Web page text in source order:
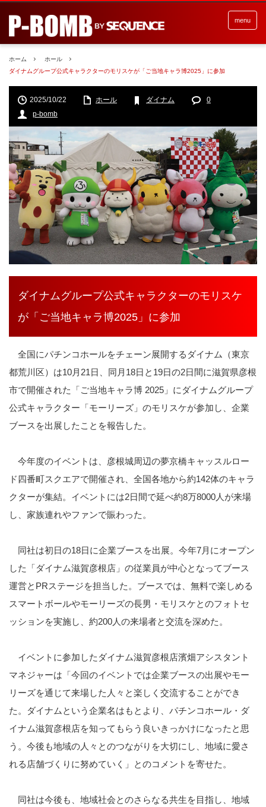
menu
ホーム
ホール
ダイナムグループ公式キャラクターのモリスケが「ご当地キャラ博2025」に参加
2025/10/22 ホール ダイナム
0
p-bomb
ダイナムグループ公式キャラクターのモリスケ
が「ご当地キャラ博2025」に参加
全国にパチンコホールをチェーン展開するダイナム（東京
都荒川区）は10月 21日、同月 18日と 19日の2日間に滋賀県彦根
市で開催された「ご当地キャラ博 2025 」にダイナムグループ
公式キャラクター「モーリーズ」のモリスケが参加し、企業
ブースを出展したことを報告した。
今年度のイベントは、彦根城周辺の夢京橋キャッスルロー
ド四番町スクエアで開催され、全国各地から約142体のキャラ
クターが集結。イベントには2日間で延べ約8万8000人が来場
し、家族連れやファンで賑わった。
同社は初日の18日に企業ブースを出展。今年7月にオープン
した「ダイナム滋賀彦根店」の従業員が中心となってブース
運営と PRステージを担当した。ブースでは、無料で楽しめる
スマートボールやモーリーズの長男・モリスケとのフォトセ
ッションを実施し、約200人の来場者と交流を深めた。
イベントに参加したダイナム滋賀彦根店濱畑アシスタント
マネジャーは「今回のイベントでは企業ブースの出展やモー
リーズを通じて来場した人々と楽しく交流することができ
た。ダイナムという企業名はもとより、パチンコホール・ダ
イナム滋賀彦根店を知ってもらう良いきっかけになったと思
う。今後も地域の人々とのつながりを大切にし、地域に愛さ
れる店舗づくりに努めていく」とのコメントを寄せた。
同社は今後も、地域社会とのさらなる共生を目指し、地域